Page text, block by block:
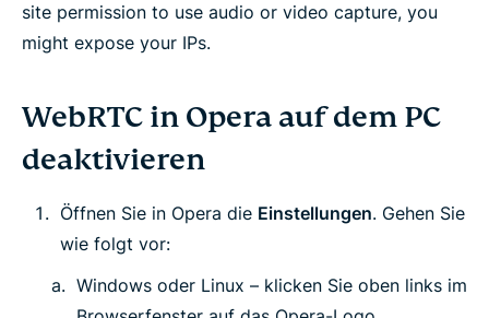
site permission to use audio or video capture, you
might expose your IPs.
WebRTC in Opera auf dem PC
deaktivieren
Öffnen Sie in Opera die Einstellungen. Gehen Sie
wie folgt vor:
Windows oder Linux – klicken Sie oben links im